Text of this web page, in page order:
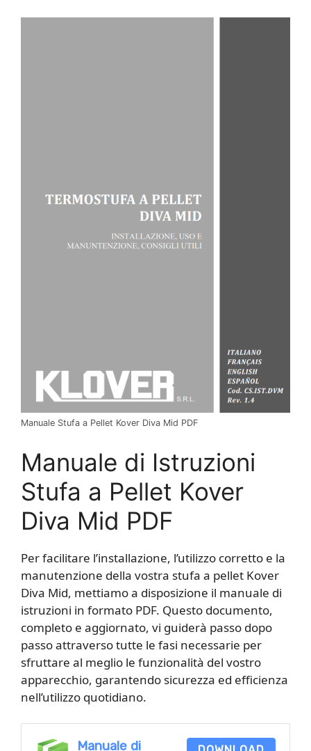
Manuale Stufa a Pellet Kover Diva Mid PDF
Manuale di Istruzioni
Stufa a Pellet Kover
Diva Mid PDF
Per facilitare l’installazione, l’utilizzo corretto e la
manutenzione della vostra stufa a pellet Kover
Diva Mid, mettiamo a disposizione il manuale di
istruzioni in formato PDF. Questo documento,
completo e aggiornato, vi guiderà passo dopo
passo attraverso tutte le fasi necessarie per
sfruttare al meglio le funzionalità del vostro
apparecchio, garantendo sicurezza ed efficienza
nell’utilizzo quotidiano.
Manuale di